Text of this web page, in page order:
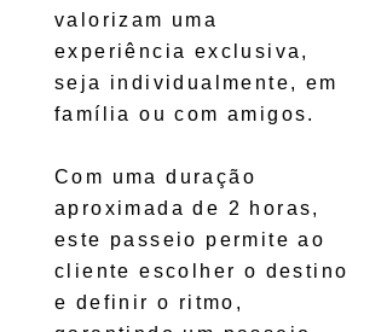
valorizam uma
experiência exclusiva,
seja individualmente, em
família ou com amigos.
Com uma duração
aproximada de 2 horas,
este passeio permite ao
cliente escolher o destino
e definir o ritmo,